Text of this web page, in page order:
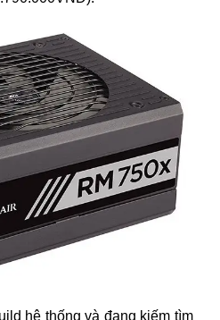
hệ thống và đang kiếm tìm